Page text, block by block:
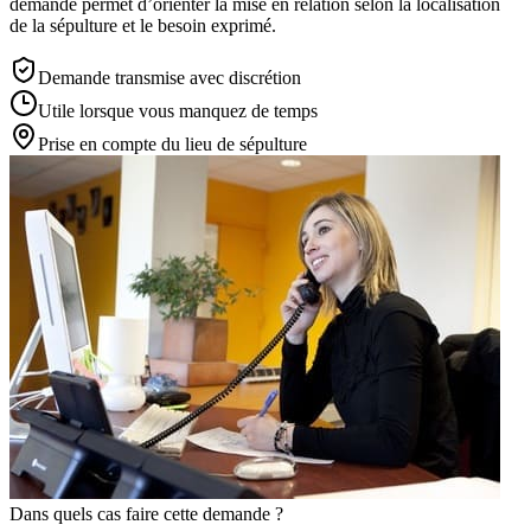
demande permet d’orienter la mise en relation selon la localisation
de la sépulture et le besoin exprimé.
Demande transmise avec discrétion
Utile lorsque vous manquez de temps
Prise en compte du lieu de sépulture
Dans quels cas faire cette demande ?